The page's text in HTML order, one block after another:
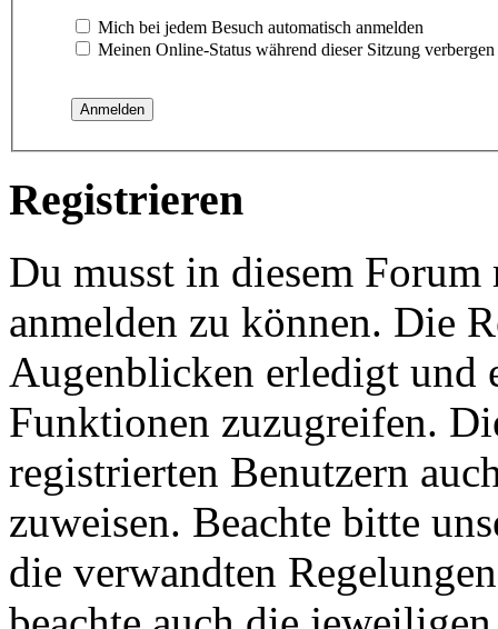
Mich bei jedem Besuch automatisch anmelden
Meinen Online-Status während dieser Sitzung verbergen
Registrieren
Du musst in diesem
anmelden zu können. Die
Augenblicken erledigt und
Funktionen zuzugreifen.
registrierten Benutzern
zuweisen. Beachte bitte
die verwandten